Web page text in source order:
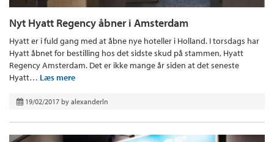
Nyt Hyatt Regency åbner i Amsterdam
Hyatt er i fuld gang med at åbne nye hoteller i Holland. I torsdags har
Hyatt åbnet for bestilling hos det sidste skud på stammen, Hyatt
Regency Amsterdam. Det er ikke mange år siden at det seneste
Hyatt… Læs mere
19/02/2017 by alexanderln